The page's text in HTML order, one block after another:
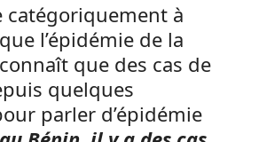
catégoriquement à
l’épidémie de la
que des cas de
quelques
parler d’épidémie